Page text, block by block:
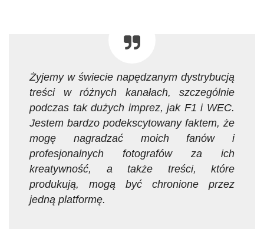
Żyjemy w świecie napędzanym dystrybucją
treści w różnych kanałach, szczególnie
podczas tak dużych imprez, jak F1 i WEC.
Jestem bardzo podekscytowany faktem, że
mogę nagradzać moich fanów i
profesjonalnych fotografów za ich
kreatywność, a także treści, które
produkują, mogą być chronione przez
jedną platformę.